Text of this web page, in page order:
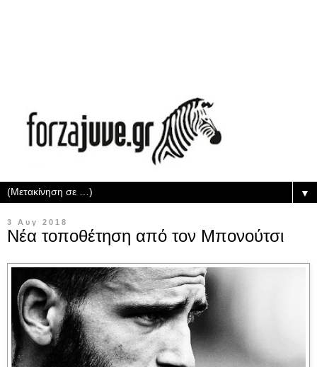
▼
3 Αυγ 2018
Νέα τοποθέτηση από τον Μπονούτσι